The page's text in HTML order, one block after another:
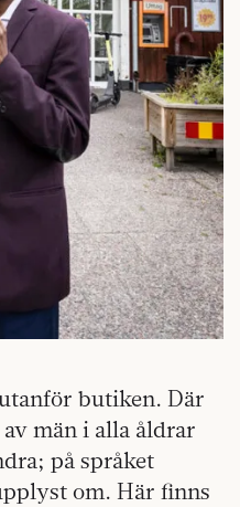
butiken. Där
män i alla åldrar
på språket
om. Här finns